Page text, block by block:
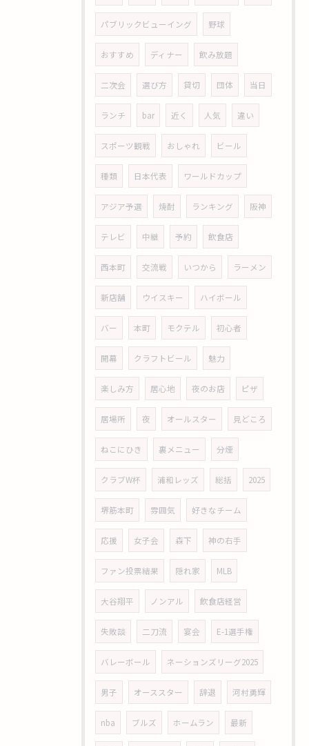
パブリックビューイング 野球
おすすめ ディナー 飲み放題
二次会 選び方 貸切 団体 当日
ランチ bar 近く 人気 違い
スポーツ観戦 おしゃれ ビール
種類 日本代表 ワールドカップ
アジア予選 焼酎 ランキング 阪神
テレビ 中継 予約 飲食店
西本町 交流戦 いつから ラーメン
新店舗 ウイスキー ハイボール
バー 本町 モクテル 初心者
開幕 クラフトビール 魅力
楽しみ方 居心地 夜のお店 ピザ
居場所 夜 オールスター 見どころ
ねこにひき 裏メニュー 分煙
クラブW杯 浦和レッズ 総括 2025
堺筋本町 雰囲気 好きなチーム
応援 女子会 森下 神の右手
ファン投票結果 隠れ家 MLB
大谷翔平 ノンアル 飲食店経営
失敗談 二刀流 宴会 E-1選手権
バレーボール ネーションズリーグ2025
男子 オーススター 辞退 河村勇輝
nba ブルズ ホームラン 最新